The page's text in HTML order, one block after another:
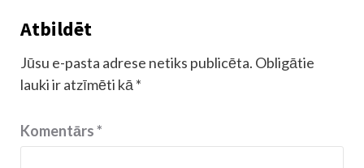
Atbildēt
Jūsu e-pasta adrese netiks publicēta. Obligātie
lauki ir atzīmēti kā *
Komentārs*